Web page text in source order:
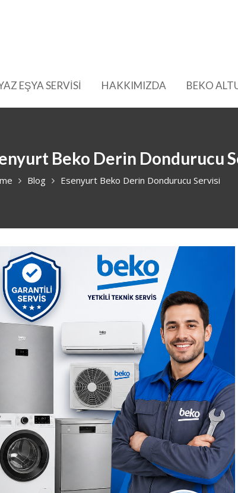
EŞYA SERVİSİ HAKKIMIZDA BEKO
Beko Derin Dondurucu
Blog Esenyurt Beko Derin Dondurucu Servisi